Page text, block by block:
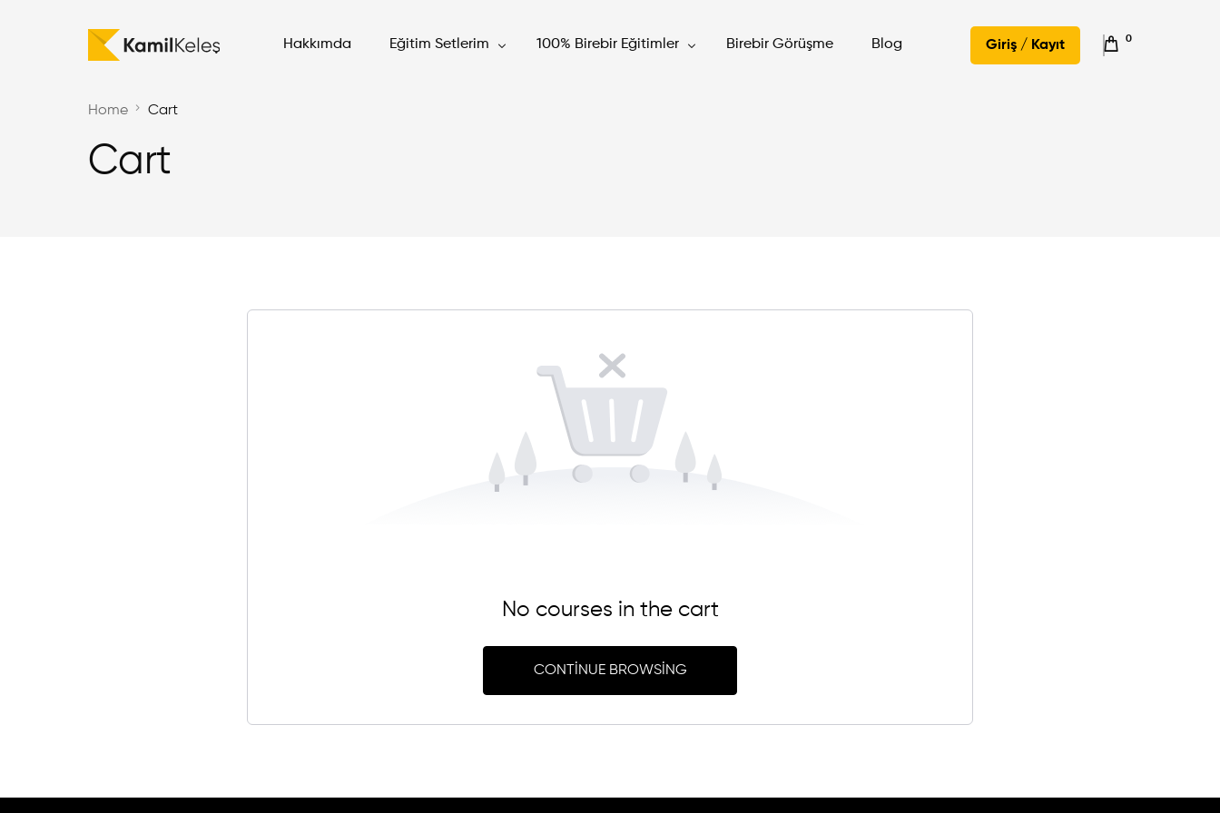
Hakkımda Eğitim Setlerim 100% Birebir Eğitimler Birebir Görüşme Blog Giriş / Kayıt 0
Home Cart
Cart
No courses in the cart
CONTINUE BROWSING